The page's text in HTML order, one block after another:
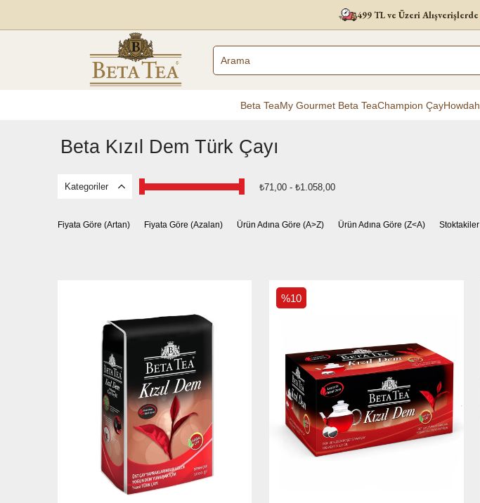
499 TL ve Üzeri Alışverişlerde
Beta TeaMy Gourmet Beta TeaChampion ÇayHowdah
Beta Kızıl Dem Türk Çayı
Kategoriler ₺71,00 - ₺1.058,00
Fiyata Göre (Artan) Fiyata Göre (Azalan) Ürün Adına Göre (A>Z) Ürün Adına Göre (Z<A) Stoktakiler
%10